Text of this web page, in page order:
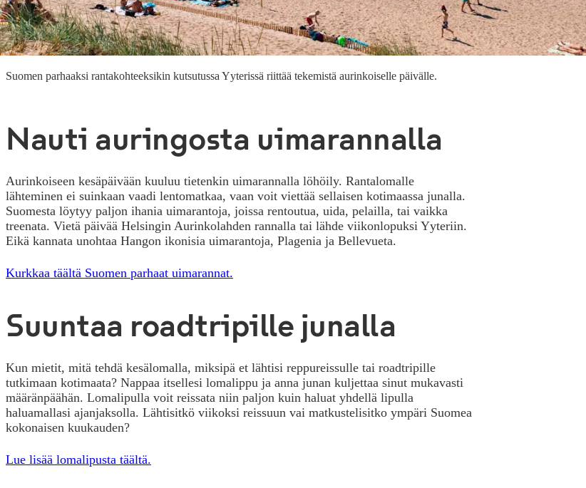
Suomen parhaaksi rantakohteeksikin kutsutussa Yyterissä riittää tekemistä aurinkoiselle päivälle.
Nauti auringosta uimarannalla
Aurinkoiseen kesäpäivään kuuluu tietenkin uimarannalla löhöily. Rantalomalle
lähteminen ei suinkaan vaadi lentomatkaa, vaan voit viettää sellaisen kotimaassa junalla.
Suomesta löytyy paljon ihania uimarantoja, joissa rentoutua, uida, pelailla, tai vaikka
treenata. Vietä päivää Helsingin Aurinkolahden rannalla tai lähde viikonlopuksi Yyteriin.
Eikä kannata unohtaa Hangon ikonisia uimarantoja, Plagenia ja Bellevueta.
Kurkkaa täältä Suomen parhaat uimarannat.
Suuntaa roadtripille junalla
Kun mietit, mitä tehdä kesälomalla, miksipä et lähtisi reppureissulle tai roadtripille
tutkimaan kotimaata? Nappaa itsellesi lomalippu ja anna junan kuljettaa sinut mukavasti
määränpäähän. Lomalipulla voit reissata niin paljon kuin haluat yhdellä lipulla
haluamallasi ajanjaksolla. Lähtisitkö viikoksi reissuun vai matkustelisitko ympäri Suomea
kokonaisen kuukauden?
Lue lisää lomalipusta täältä.